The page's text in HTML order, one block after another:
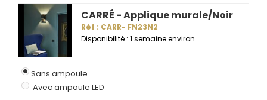
CARRÉ - Applique murale/Noir
Réf : CARR- FN23N2
Disponibilité : 1 semaine environ
Sans ampoule
Avec ampoule LED